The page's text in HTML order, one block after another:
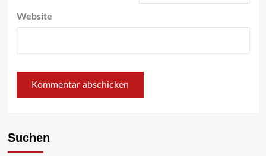
Website
Suchen